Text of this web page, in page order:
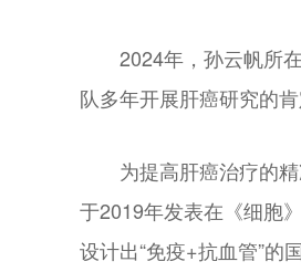
2024年，孙云帆所
队多年开展肝癌研究的
为提高肝癌治疗的
于2019年发表在《细胞
设计出“免疫+抗血管”的